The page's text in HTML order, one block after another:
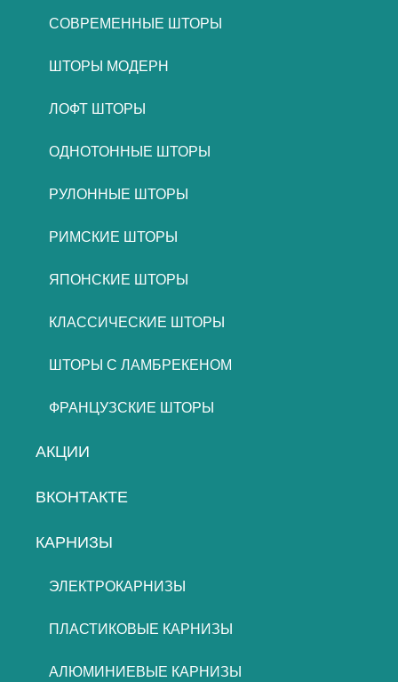
СОВРЕМЕННЫЕ ШТОРЫ
ШТОРЫ МОДЕРН
ЛОФТ ШТОРЫ
ОДНОТОННЫЕ ШТОРЫ
РУЛОННЫЕ ШТОРЫ
РИМСКИЕ ШТОРЫ
ЯПОНСКИЕ ШТОРЫ
КЛАССИЧЕСКИЕ ШТОРЫ
ШТОРЫ С ЛАМБРЕКЕНОМ
ФРАНЦУЗСКИЕ ШТОРЫ
АКЦИИ
ВКОНТАКТЕ
КАРНИЗЫ
ЭЛЕКТРОКАРНИЗЫ
ПЛАСТИКОВЫЕ КАРНИЗЫ
АЛЮМИНИЕВЫЕ КАРНИЗЫ